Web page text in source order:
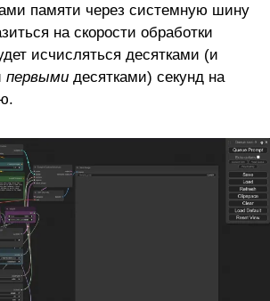
памяти через системную шину
на скорости обработки
исчисляться десятками (и
первымидесятками) секунд на